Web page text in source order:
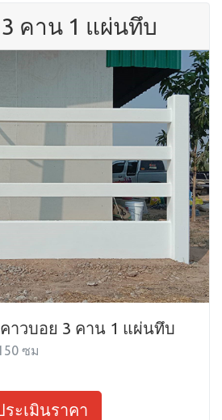
คาน 1 แผ่นทึบ
คาวบอย 3 คาน 1 แผ่นทึบ
ซม
ะเมินราคา